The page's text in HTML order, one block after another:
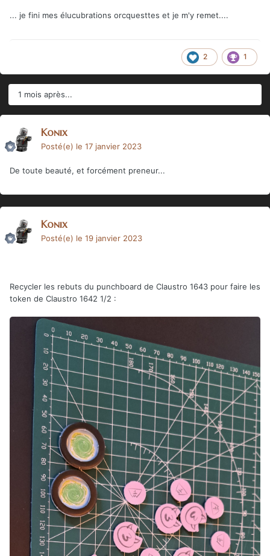
... je fini mes élucubrations orcquesttes et je m'y remet....
2 1
1 mois après...
Konix
Posté(e) le 17 janvier 2023
De toute beauté, et forcément preneur...
Konix
Posté(e) le 19 janvier 2023
Recycler les rebuts du punchboard de Claustro 1643 pour faire les
token de Claustro 1642 1/2 :